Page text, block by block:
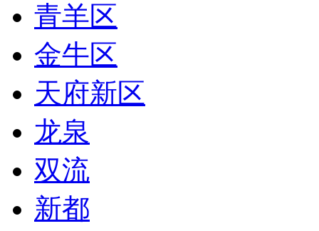
青羊区
金牛区
天府新区
龙泉
双流
新都